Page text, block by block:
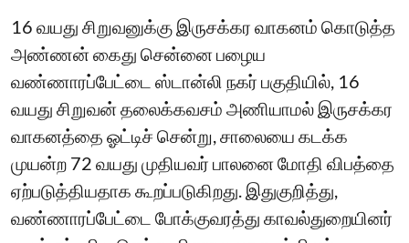
16 வயது சிறுவனுக்கு இருசக்கர வாகனம் கொடுத்த
அண்ணன் கைது சென்னை பழைய
வண்ணாரப்பேட்டை ஸ்டான்லி நகர் பகுதியில், 16
வயது சிறுவன் தலைக்கவசம் அணியாமல் இருசக்கர
வாகனத்தை ஓட்டிச் சென்று, சாலையை கடக்க
முயன்ற 72 வயது முதியவர் பாலனை மோதி விபத்தை
ஏற்படுத்தியதாக கூறப்படுகிறது. இதுகுறித்து,
வண்ணாரப்பேட்டை போக்குவரத்து காவல்துறையினர்